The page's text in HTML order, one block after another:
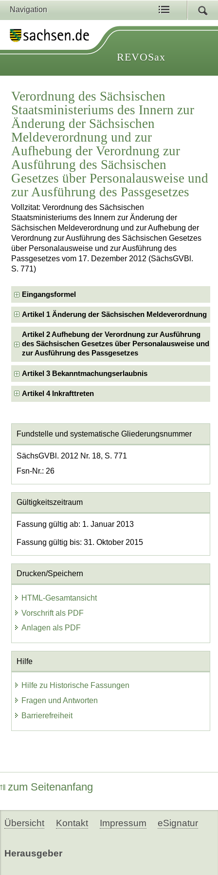
Navigation
REVOSax
Verordnung des Sächsischen
Staatsministeriums des Innern zur
Änderung der Sächsischen
Meldeverordnung und zur
Aufhebung der Verordnung zur
Ausführung des Sächsischen
Gesetzes über Personalausweise und
zur Ausführung des Passgesetzes
Vollzitat: Verordnung des Sächsischen
Staatsministeriums des Innern zur Änderung der
Sächsischen Meldeverordnung und zur Aufhebung der
Verordnung zur Ausführung des Sächsischen Gesetzes
über Personalausweise und zur Ausführung des
Passgesetzes vom 17. Dezember 2012 (SächsGVBl.
S. 771)
Eingangsformel
Artikel 1 Änderung der Sächsischen Meldeverordnung
Artikel 2 Aufhebung der Verordnung zur Ausführung
des Sächsischen Gesetzes über Personalausweise und
zur Ausführung des Passgesetzes
Artikel 3 Bekanntmachungserlaubnis
Artikel 4 Inkrafttreten
Fundstelle und systematische Gliederungsnummer
SächsGVBl. 2012 Nr. 18, S. 771
Fsn-Nr.: 26
Gültigkeitszeitraum
Fassung gültig ab: 1. Januar 2013
Fassung gültig bis: 31. Oktober 2015
Drucken/Speichern
HTML-Gesamtansicht
Vorschrift als PDF
Anlagen als PDF
Hilfe
Hilfe zu Historische Fassungen
Fragen und Antworten
Barrierefreiheit
zum Seitenanfang
Übersicht Kontakt Impressum eSignatur
Herausgeber